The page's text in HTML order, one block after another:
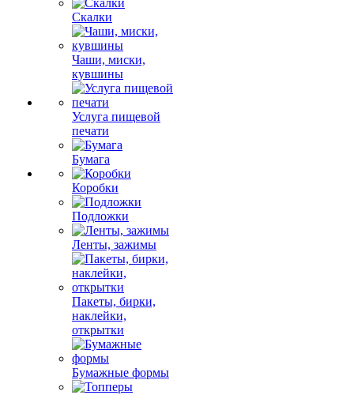
Скалки
Чаши, миски,
кувшины
Услуга пищевой
печати
Бумага
Коробки
Подложки
Ленты, зажимы
Пакеты, бирки,
наклейки,
открытки
Бумажные формы